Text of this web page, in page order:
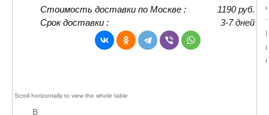
Стоимость доставки по Москве :
1190 руб.
Срок доставки :
3-7 дней
В